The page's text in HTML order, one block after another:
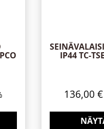
IP44 TC-
136,00€